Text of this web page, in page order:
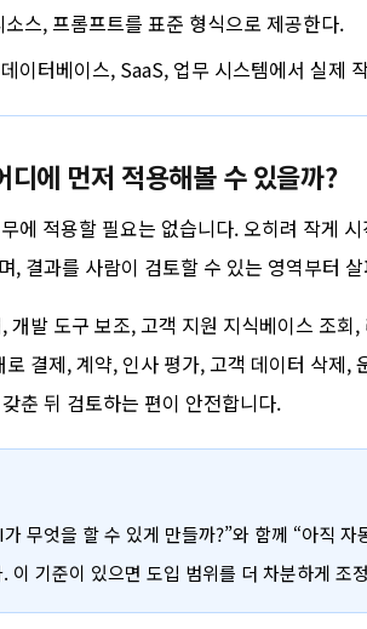
소스, 프롬프트를 표준 형식으로 제공한다.
이터베이스, SaaS, 업무 시스템에서 실제
에 먼저 적용해볼 수 있을까?
에 적용할 필요는 없습니다. 오히려 작게
, 결과를 사람이 검토할 수 있는 영역부터
개발 도구 보조, 고객 지원 지식베이스 조
결제, 계약, 인사 평가, 고객 데이터 삭제,
춘 뒤 검토하는 편이 안전합니다.
무엇을 할 수 있게 만들까?”와 함께 “아직
이 기준이 있으면 도입 범위를 더 차분하게 조